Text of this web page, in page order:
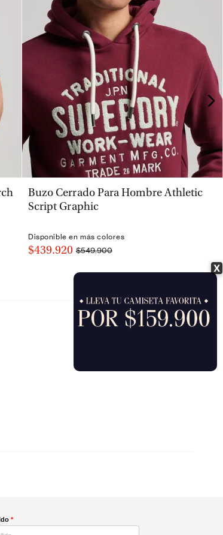
X
VISTA RÁPIDA
Buzo Cerrado Para Hombre Athletic
Script Graphic
Disponible en más colores
$439.920 $549.900
*